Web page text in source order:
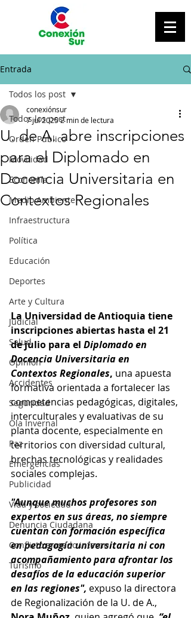
Entrada
Todos los post
Orden Público
Movilidad
Economía
Medio Ambiente
Infraestructura
Política
Educación
Deportes
Arte y Cultura
Judicial
Salud
Opinión
Accidentes
Seguridad
Ola Invernal
Paz
Emergencias
Publicidad
Vida y sociedad
Denuncia Ciudadana
Conflicto armado interno
Turismo
Todos los post
U. de A. abre inscripciones
para el Diplomado en
Docencia Universitaria en
Contextos Regionales
conexiónsur
7 jul 20252 min de lectura
La Universidad de Antioquia tiene
inscripciones abiertas hasta el 21
de julio para el Diplomado en
Docencia Universitaria en
Contextos Regionales, una apuesta
formativa orientada a fortalecer las
competencias pedagógicas, digitales,
interculturales y evaluativas de su
planta docente, especialmente en
territorios con diversidad cultural,
brechas tecnológicas y realidades
sociales complejas.
"Aunque muchos profesores son
expertos en sus áreas, no siempre
cuentan con formación específica
en pedagogía universitaria ni con
acompañamiento para afrontar los
desafíos de la educación superior
en las regiones", expuso la directora
de Regionalización de la U. de A.,